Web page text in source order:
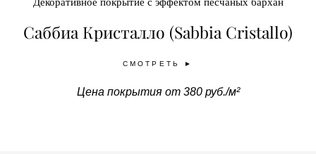
Саббиа Кристалло (Sabbia Cristallo)
СМОТРЕТЬ ►
Цена покрытия от 380 руб./м²